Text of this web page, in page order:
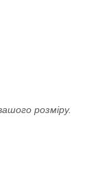
розміру.